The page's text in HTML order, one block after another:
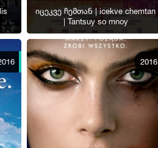
იცეკვე ჩემთან | icekve chemtan
| Tantsuy so mnoy
2016